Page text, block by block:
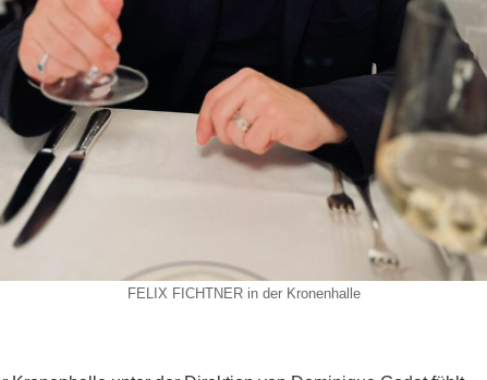
FELIX FICHTNER in der Kronenhalle